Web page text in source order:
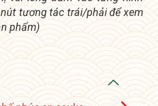
tương tác trái/phải để xem
phẩm)